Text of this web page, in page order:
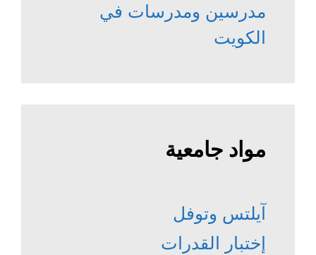
مدرسين ومدرسات في
الكويت
مواد جامعية
آيلتس وتوفل
إختبار القدرات